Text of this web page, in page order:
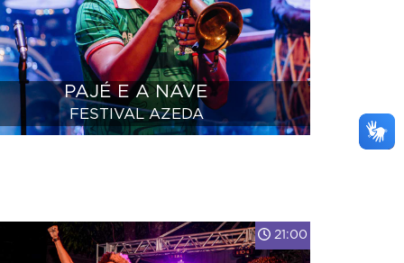
PAJÉ E A NAVE
FESTIVAL AZEDA
21:00